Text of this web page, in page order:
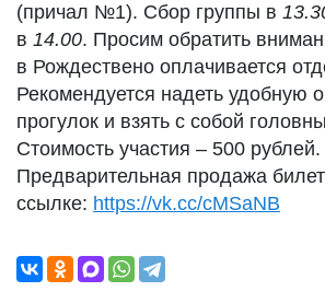
(причал №1). Сбор группы в
в 14.00. Просим обратить
в Рождествено оплачивается
Рекомендуется надеть удобную
прогулок и взять с собой
Стоимость участия – 500 рублей.
Предварительная продажа
ссылке: https://vk.cc/cMSaNB